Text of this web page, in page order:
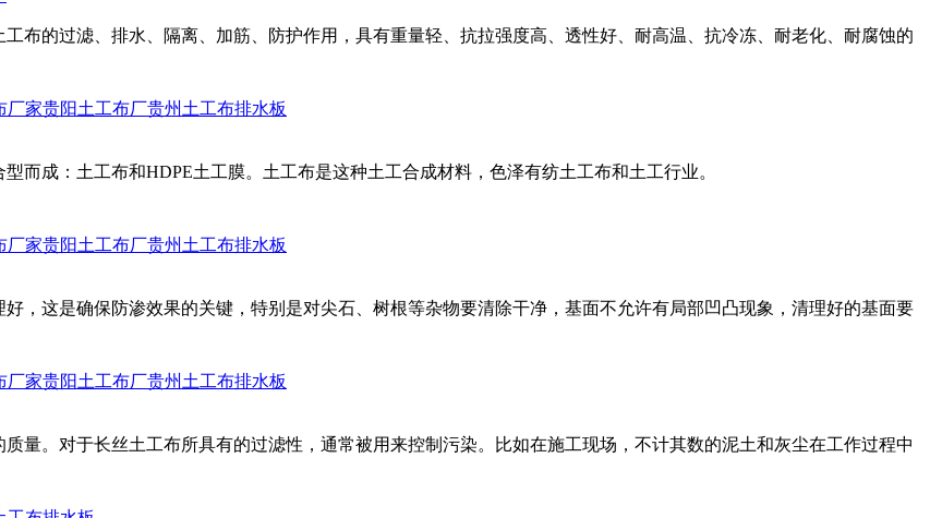
布的过滤、排水、隔离、加筋、防护作用，具有重量轻、抗拉强度高、透性好、耐高温、抗冷冻、耐老化、耐腐蚀的
厂家贵阳土工布厂贵州土工布排水板
而成：土工布和HDPE土工膜。土工布是这种土工合成材料，色泽有纺土工布和土工行业。
厂家贵阳土工布厂贵州土工布排水板
，这是确保防渗效果的关键，特别是对尖石、树根等杂物要清除干净，基面不允许有局部凹凸现象，清理好的基面要
厂家贵阳土工布厂贵州土工布排水板
量。对于长丝土工布所具有的过滤性，通常被用来控制污染。比如在施工现场，不计其数的泥土和灰尘在工作过程中